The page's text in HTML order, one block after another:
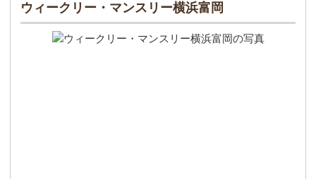
ウィークリー・マンスリー横浜富岡